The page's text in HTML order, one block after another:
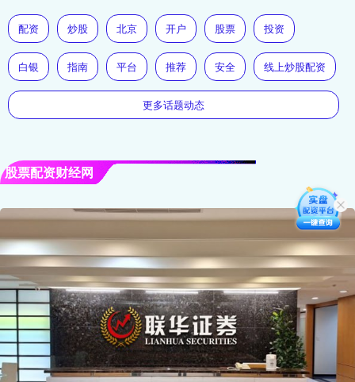
配资 炒股 北京 开户 股票 投资
白银 指南 平台 推荐 安全 线上炒股配资
更多话题动态
股票配资财经网